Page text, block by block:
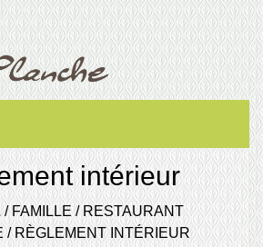
intérieur
/FAMILLE/RESTAURANT
/RÈGLEMENT INTÉRIEUR